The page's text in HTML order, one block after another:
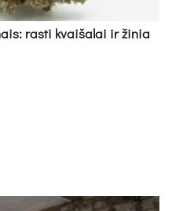
ras­ti kvai­ša­lai ir ži­nia